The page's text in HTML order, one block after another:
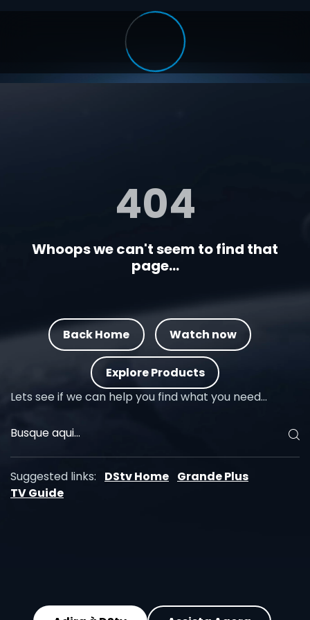
404
Whoops we can't seem to find that
page...
Back Home Watch now
Explore Products
Lets see if we can help you find what you need…
Suggested links: DStv Home Grande Plus
TV Guide